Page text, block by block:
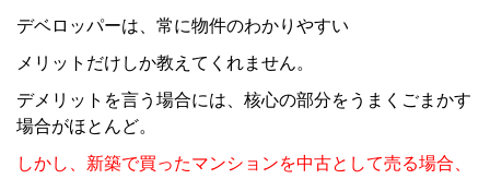
デベロッパーは、常に物件のわかりやすい
メリットだけしか教えてくれません。
デメリットを言う場合には、核心の部分をうまくごまかす
場合がほとんど。
しかし、新築で買ったマンションを中古として売る場合、